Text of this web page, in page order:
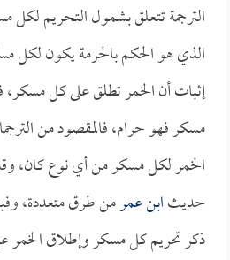
الترجمة تتعلق بشمول التحريم لكل
الذي هو الحكم بالحرمة يكون لكل
إثبات أن الخمر تطلق على كل
مسكر فهو حرام، فالمقصود من
الخمر لكل مسكر من أي نوع كان،
حديثابن عمرمن طرق متعددة،
ذكر تحريم كل مسكر وإطلاق الخمر